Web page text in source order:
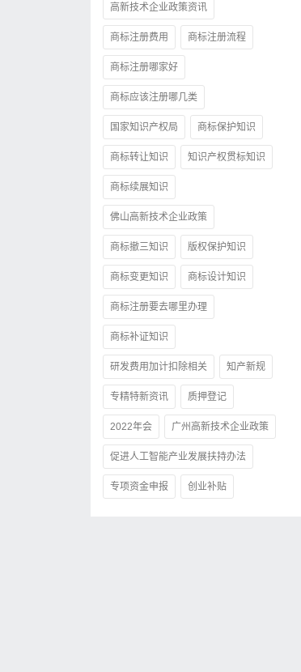
高新技术企业政策资讯
商标注册费用 商标注册流程
商标注册哪家好
商标应该注册哪几类
国家知识产权局 商标保护知识
商标转让知识 知识产权贯标知识
商标续展知识
佛山高新技术企业政策
商标撤三知识 版权保护知识
商标变更知识 商标设计知识
商标注册要去哪里办理
商标补证知识
研发费用加计扣除相关 知产新规
专精特新资讯 质押登记
2022年会 广州高新技术企业政策
促进人工智能产业发展扶持办法
专项资金申报 创业补贴